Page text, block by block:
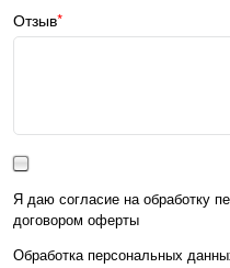
Отзыв
Я даю согласие на обработку
договором оферты
Обработка персональных